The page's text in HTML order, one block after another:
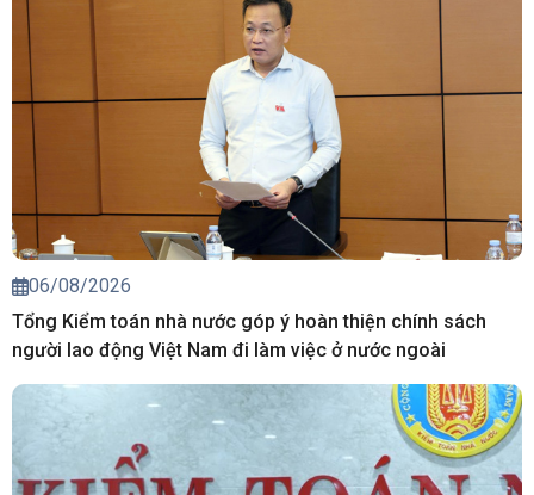
06/08/2026
Tổng Kiểm toán nhà nước góp ý hoàn thiện chính sách
người lao động Việt Nam đi làm việc ở nước ngoài